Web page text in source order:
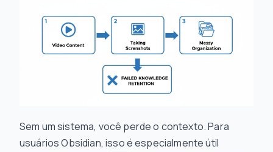
Sem um sistema, você perde o contexto. Para
usuários Obsidian, isso é especialmente útil